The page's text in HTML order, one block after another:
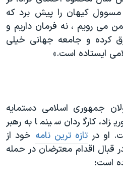
کیهان را پیش برد که
می رویم ، نه فرمان داریم و
کرده و جامعه جهانی خیلی
ایستاده است.»
جمهوری اسلامی دستمایه
کارگردان سینما به رهبر
او در تازه ترین نامه خود از
قبال اقدام معترضان در حمله
است: